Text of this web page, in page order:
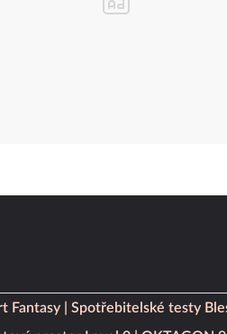
Fantasy Spotřebitelské testy